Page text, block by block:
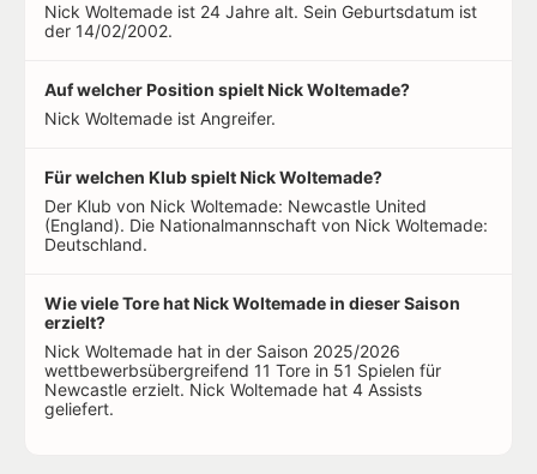
Nick Woltemade ist 24 Jahre alt. Sein Geburtsdatum ist
der 14/02/2002.
Auf welcher Position spielt Nick Woltemade?
Nick Woltemade ist Angreifer.
Für welchen Klub spielt Nick Woltemade?
Der Klub von Nick Woltemade: Newcastle United
(England). Die Nationalmannschaft von Nick Woltemade:
Deutschland.
Wie viele Tore hat Nick Woltemade in dieser Saison
erzielt?
Nick Woltemade hat in der Saison 2025/2026
wettbewerbsübergreifend 11 Tore in 51 Spielen für
Newcastle erzielt. Nick Woltemade hat 4 Assists
geliefert.